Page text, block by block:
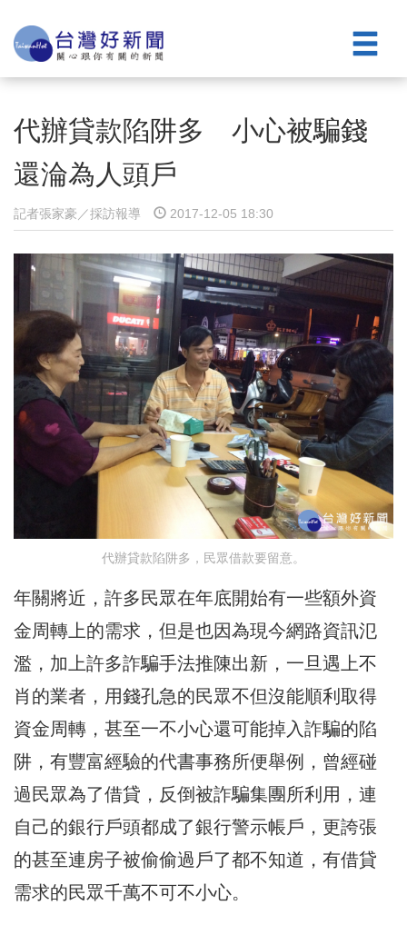
代辦貸款陷阱多 小心被騙錢
還淪為人頭戶
記者張家豪／採訪報導 2017-12-05 18:30
代辦貸款陷阱多，民眾借款要留意。
年關將近，許多民眾在年底開始有一些額外資
金周轉上的需求，但是也因為現今網路資訊氾
濫，加上許多詐騙手法推陳出新，一旦遇上不
肖的業者，用錢孔急的民眾不但沒能順利取得
資金周轉，甚至一不小心還可能掉入詐騙的陷
阱，有豐富經驗的代書事務所便舉例，曾經碰
過民眾為了借貸，反倒被詐騙集團所利用，連
自己的銀行戶頭都成了銀行警示帳戶，更誇張
的甚至連房子被偷偷過戶了都不知道，有借貸
需求的民眾千萬不可不小心。